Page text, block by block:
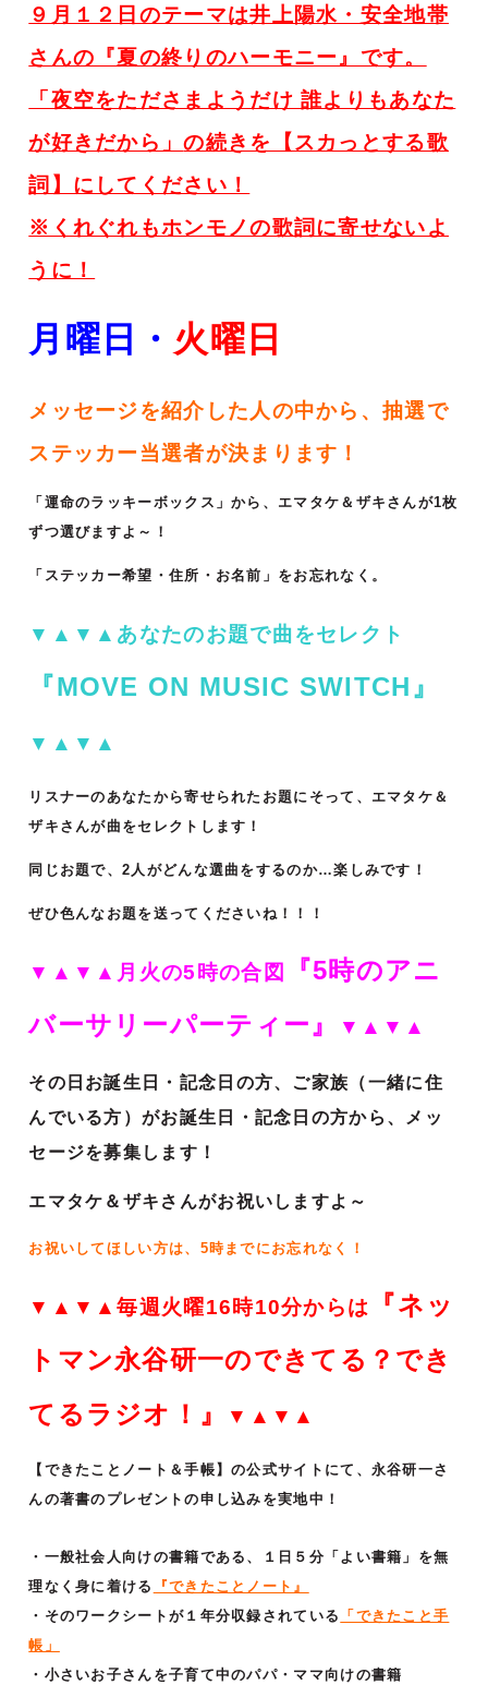
９月１２日のテーマは井上陽水・安全地帯
さんの『夏の終りのハーモニー』です。
「夜空をたださまようだけ 誰よりもあなた
が好きだから」の続きを【スカっとする歌
詞】にしてください！
※くれぐれもホンモノの歌詞に寄せないよ
うに！
月曜日・ 火曜日
メッセージを紹介した人の中から、抽選で
ステッカー当選者が決まります！
「運命のラッキーボックス」から、エマタケ＆ザキさんが1枚
ずつ選びますよ～！
「ステッカー希望・住所・お名前」をお忘れなく。
▼▲▼▲あなたのお題で曲をセレクト
『MOVE ON MUSIC SWITCH』
▼▲▼▲
リスナーのあなたから寄せられたお題にそって、エマタケ＆
ザキさんが曲をセレクトします！
同じお題で、2人がどんな選曲をするのか…楽しみです！
ぜひ色んなお題を送ってくださいね！！！
▼▲▼▲月火の5時の合図
『5時のアニ
バーサリーパーティー』
▼▲▼▲
その日お誕生日・記念日の方、ご家族（一緒に住
んでいる方）がお誕生日・記念日の方から、メッ
セージを募集します！
エマタケ＆ザキさんがお祝いしますよ～
お祝いしてほしい方は、5時までにお忘れなく！
▼▲▼▲毎週火曜16時10分からは
『ネッ
トマン永谷研一のできてる？でき
てるラジオ！』
▼▲▼▲
【できたことノート＆手帳】の公式サイトにて、永谷研一さ
んの著書のプレゼントの申し込みを実地中！
・一般社会人向けの書籍である、１日５分「よい書籍」を無
理なく身に着ける
『できたことノート』
・そのワークシートが１年分収録されている 「できたこと手
帳」
・小さいお子さんを子育て中のパパ・ママ向けの書籍